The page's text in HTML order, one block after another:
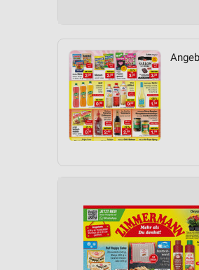
Messung der Werbeleistung
Messung der Performance von Inhalten
Analyse von Zielgruppen durch
Verwendung reduzierter Daten zur
IAB-Besonderheiten:
Verwendung genauer Standortdaten
Geräte anhand von aktiv